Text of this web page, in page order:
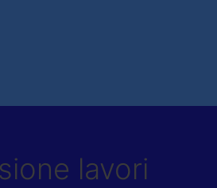
lavori